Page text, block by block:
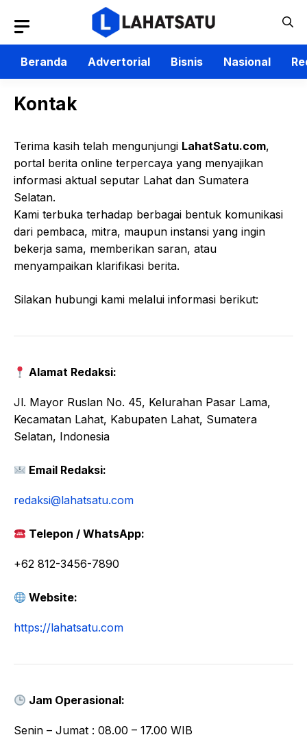
isi
Beranda
Advertorial Bisnis Nasional
Kontak
Terima kasih telah mengunjungi LahatSatu.com,
portal berita online terpercaya yang menyajikan
informasi aktual seputar Lahat dan Sumatera
Selatan.
Kami terbuka terhadap berbagai bentuk komunikasi
dari pembaca, mitra, maupun instansi yang ingin
bekerja sama, memberikan saran, atau
menyampaikan klarifikasi berita.
Silakan hubungi kami melalui informasi berikut:
Alamat Redaksi:
Jl. Mayor Ruslan No. 45, Kelurahan Pasar Lama,
Kecamatan Lahat, Kabupaten Lahat, Sumatera
Selatan, Indonesia
Email Redaksi:
redaksi@lahatsatu.com
Telepon / WhatsApp:
+62 812-3456-7890
Website:
https://lahatsatu.com
Jam Operasional:
Senin – Jumat : 08.00 – 17.00 WIB